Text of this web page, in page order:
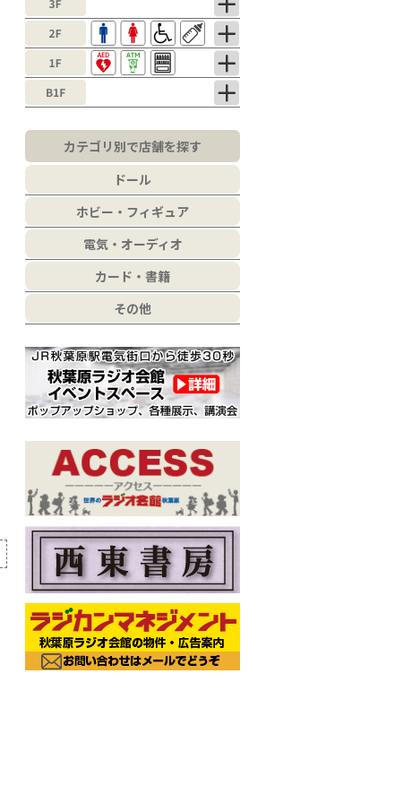
カテゴリ別で店舗を探す
ドール
ホビー・フィギュア
電気・オーディオ
カード・書籍
その他